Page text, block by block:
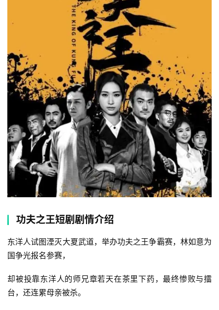
功夫之王短剧剧情介绍
东洋人试图湮灭大夏武道，举办功夫之王争霸赛，林如意为
国争光报名参赛，
却被投靠东洋人的师兄章若天在茶里下药，最终惨败与擂
台，还连累母亲被杀。